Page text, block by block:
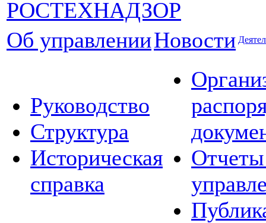
Об управленииНовости
Руководство
Структура
Историческая
справка
Отчеты